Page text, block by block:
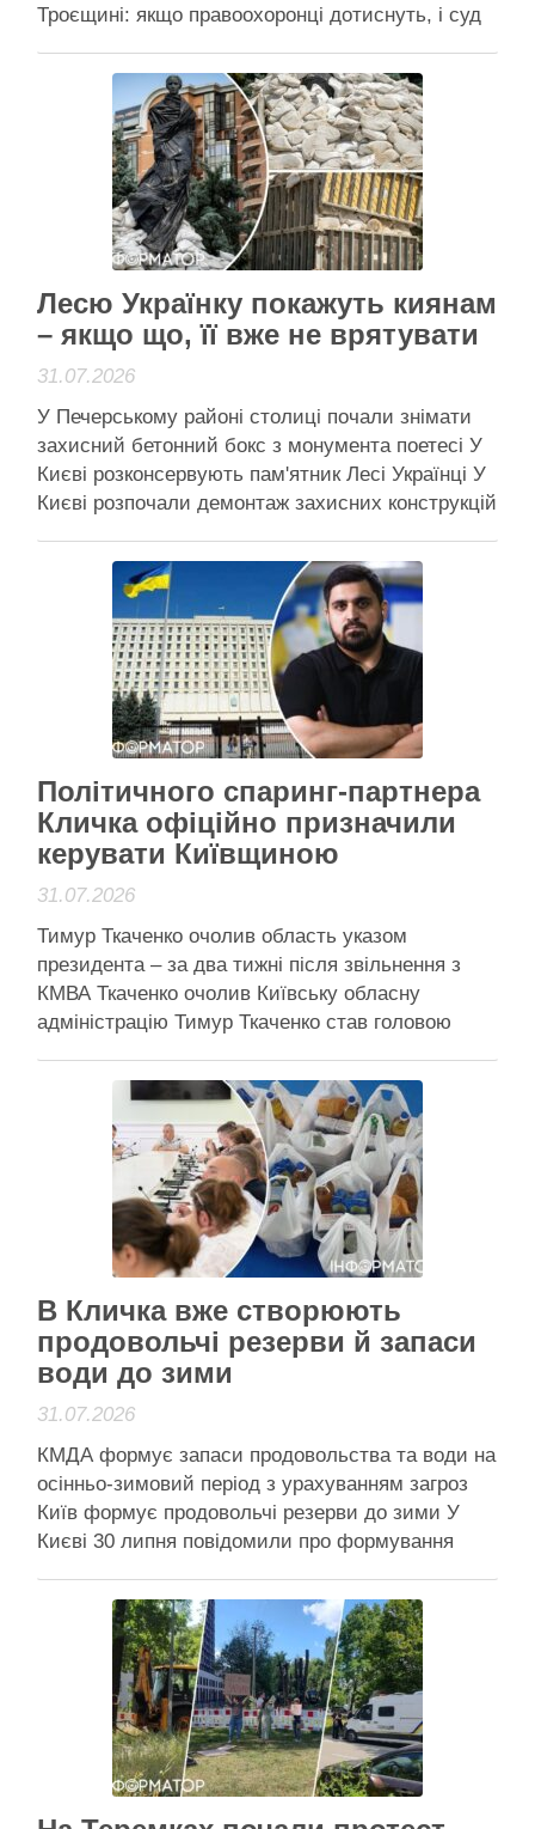
Троєщині: якщо правоохоронці дотиснуть, і суд
доведеться зносити, а землю повертати громаді
Екснардепа судитимуть за захоплення землі
біля Дніпра: чималий будинок розташований
біля ТРЦ SkyMall у …
Читати далі
Активісти району
Лесю Українку покажуть киянам
– якщо що, її вже не врятувати
31.07.2026
У Печерському районі столиці почали знімати
захисний бетонний бокс з монумента поетесі У
Києві розконсервують пам'ятник Лесі Українці У
Києві розпочали демонтаж захисних конструкцій
від обстрілів понад чотири роки. Роботи біля
погруддя поетеси стартували 30 липня і
виконуються силами комунальних служб
Печерського району. У Департаменті …
Читати далі
Активісти району
Політичного спаринг-партнера
Кличка офіційно призначили
керувати Київщиною
31.07.2026
Тимур Ткаченко очолив область указом
президента – за два тижні після звільнення з
КМВА Ткаченко очолив Київську обласну
адміністрацію Тимур Ткаченко став головою
відповідний указ президент підписав 30 липня.
Посада вивільнилася після того, як її попередній
очільник перейшов на роботу до Кабінету
міністрів, а кандидатуру …
Читати далі
Активісти району
В Кличка вже створюють
продовольчі резерви й запаси
води до зими
31.07.2026
КМДА формує запаси продовольства та води на
осінньо-зимовий період з урахуванням загроз
Київ формує продовольчі резерви до зими У
Києві 30 липня повідомили про формування
період – місто закуповує продовольчі набори та
відпрацьовує алгоритми дій служб у разі
надзвичайних ситуацій. Основну увагу під час
підготовки приділяють продовольчій …
Читати далі
Активісти району